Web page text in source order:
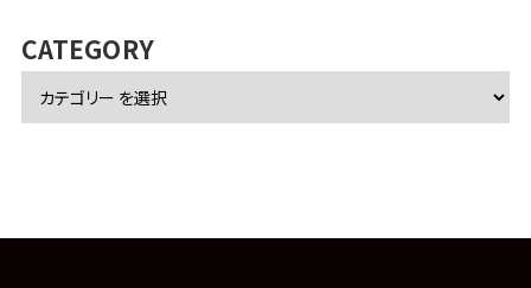
ブ
CATEGORY